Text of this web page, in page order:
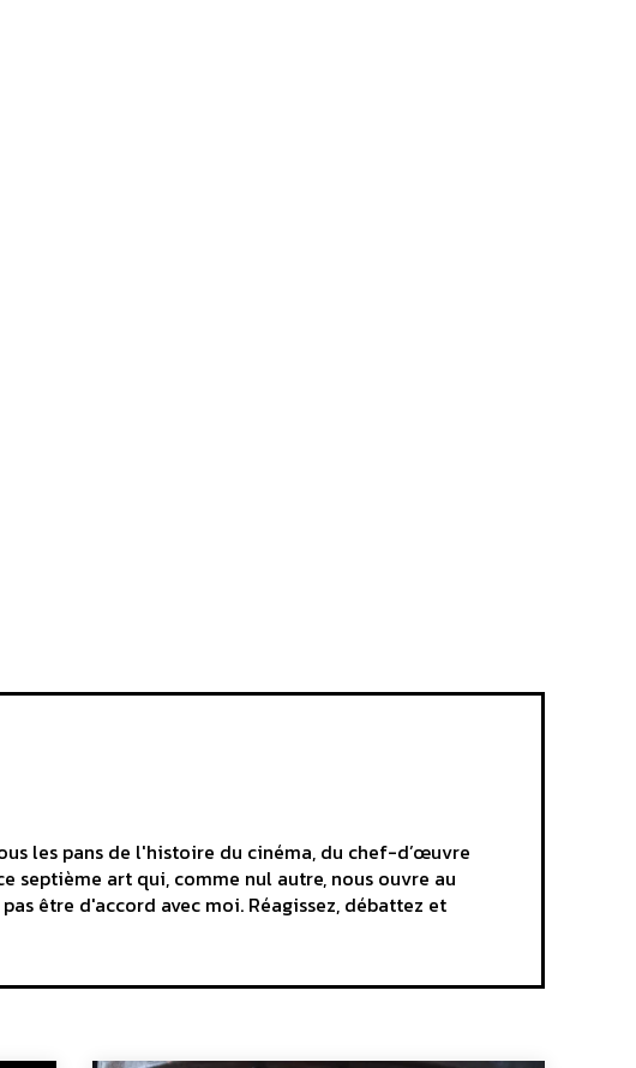
les pans de l'histoire du cinéma, du chef-d’œuvre
septième art qui, comme nul autre, nous ouvre au
être d'accord avec moi. Réagissez, débattez et